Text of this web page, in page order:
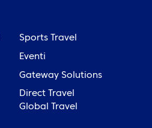
Sports Travel
Eventi
Gateway Solutions
Direct Travel
Global Travel